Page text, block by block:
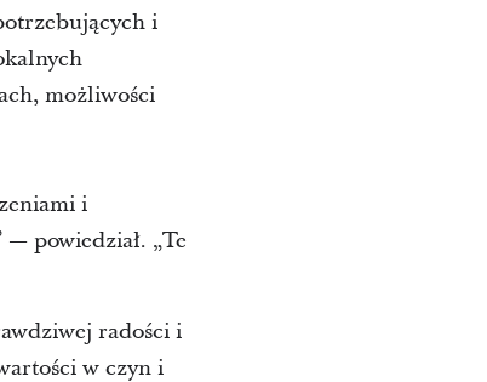
i
możliwości
i
powiedział. „Te
radości i
w czyn i